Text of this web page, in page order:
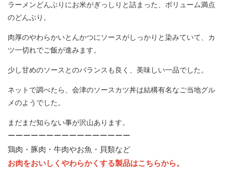
ラーメンどんぶりにお米がぎっしりと詰まった、ボリューム満点
のどんぶり。
肉厚のやわらかいとんかつにソースがしっかりと染みていて、カ
ツ一切れでご飯が進みます。
少し甘めのソースとのバランスも良く、美味しい一品でした。
ネットで調べたら、会津のソースカツ丼は結構有名なご当地グル
メのようでした。
まだまだ知らない事が沢山あります。
ーーーーーーーーーーーーーーーー
鶏肉・豚肉・牛肉やお魚・貝類など
お肉をおいしくやわらかくする製品はこちらから。